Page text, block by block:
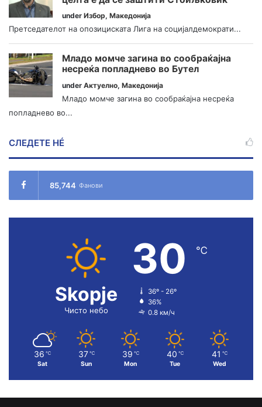
under Избор, Македонија
Претседателот на опозициската Лига на социјалдемократи...
Младо момче загина во сообраќајна
несреќа попладнево во Бутел
under Актуелно, Македонија
Младо момче загина во сообраќајна несреќа
попладнево во...
СЛЕДЕТЕ НÉ
85,744 Фанови
Skopje
Чисто небо
30 ℃
36º - 26º
36%
0.8 км/ч
36 ℃
Sat
37 ℃
Sun
39 ℃
Mon
40 ℃
Tue
41 ℃
Wed